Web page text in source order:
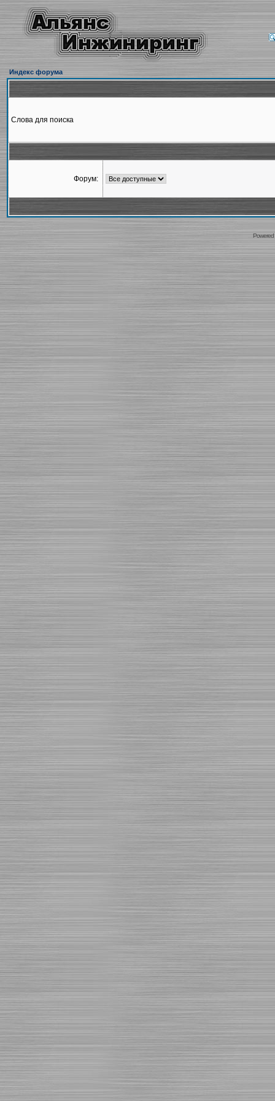
Индекс форума
Слова для поиска
Форум: